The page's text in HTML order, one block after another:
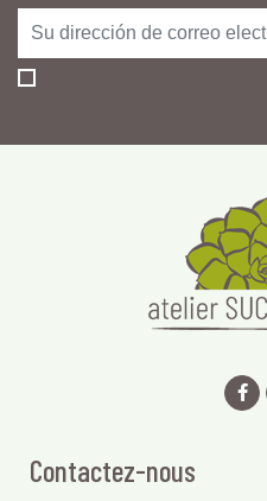
Contactez-nous